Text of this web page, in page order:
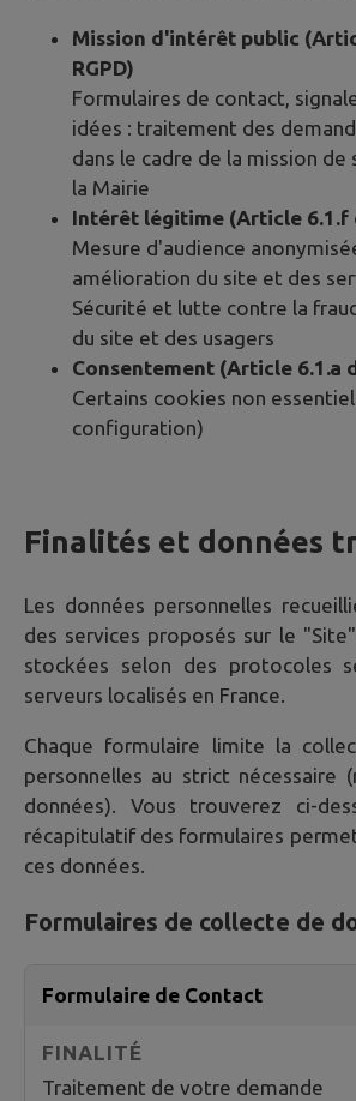
Mission d'intérêt public
RGPD)
Formulaires de contact,
idées : traitement des
dans le cadre de la mission de
la Mairie
Intérêt légitime (Article 6.1.f
Mesure d'audience
amélioration du site et des
Sécurité et lutte contre la
du site et des usagers
Consentement (Article 6.1.a
Certains cookies non
configuration)
Finalités et données
Les données personnelles
des services proposés sur le
stockées selon des protocoles
serveurs localisés en France.
Chaque formulaire limite la
personnelles au strict nécessaire
données). Vous trouverez ci-
récapitulatif des formulaires
ces données.
Formulaires de collecte de
Formulaire de Contact
Traitement de votre demande